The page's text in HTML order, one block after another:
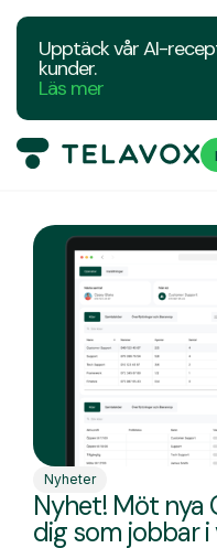
Upptäck vår AI-
kunder.
Läs mer
Nyheter
Nyhet! Möt nya
dig som jobbar i